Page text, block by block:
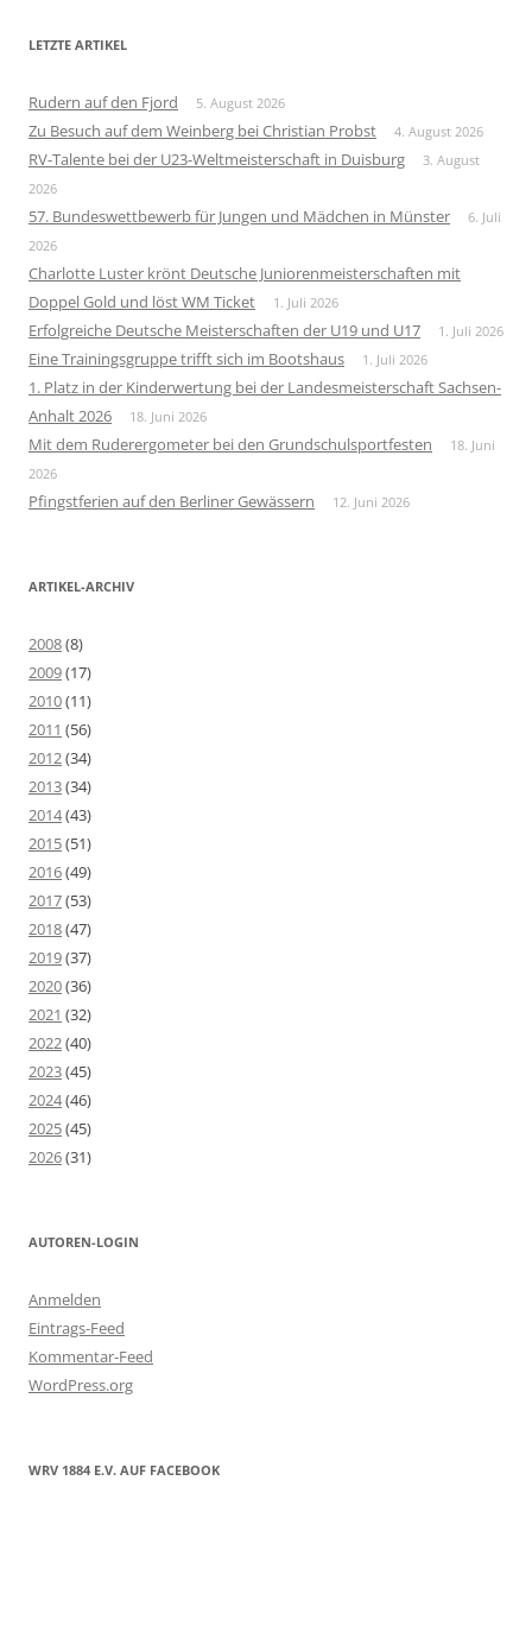
LETZTE ARTIKEL
Rudern auf den Fjord 5. August 2026
Zu Besuch auf dem Weinberg bei Christian Probst 4. August 2026
RV-Talente bei der U23-Weltmeisterschaft in Duisburg
3. August
2026
57. Bundeswettbewerb für Jungen und Mädchen in Münster
6. Juli
2026
Charlotte Luster krönt Deutsche Juniorenmeisterschaften mit
Doppel Gold und löst WM Ticket
1. Juli 2026
Erfolgreiche Deutsche Meisterschaften der U19 und U17 1. Juli 2026
Eine Trainingsgruppe trifft sich im Bootshaus 1. Juli 2026
1. Platz in der Kinderwertung bei der Landesmeisterschaft Sachsen-
Anhalt 2026
18. Juni 2026
Mit dem Ruderergometer bei den Grundschulsportfesten
18. Juni
2026
Pfingstferien auf den Berliner Gewässern 12. Juni 2026
ARTIKEL-ARCHIV
2008(8)
2009(17)
2010(11)
2011 (56)
2012(34)
2013(34)
2014(43)
2015(51)
2016(49)
2017(53)
2018(47)
2019(37)
2020(36)
2021 (32)
2022(40)
2023(45)
2024(46)
2025(45)
2026(31)
AUTOREN-LOGIN
Anmelden
Eintrags-Feed
Kommentar-Feed
WordPress.org
WRV 1884 E.V. AUF FACEBOOK